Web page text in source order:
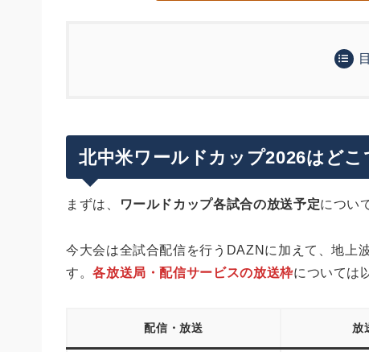
今大会はYouTubeでの試合ライブ配信も
DAZNが半額以下の月額プラン1,980円キ
途中解約不可！DAZNサッカー専用プラン
視聴環境・機能面の違い
ABEMA de DAZNなら2台まで同時視聴が
北中米ワールドカップ2026はどこ
まずは、 ワールドカップ各試合の放送予定につい
今大会は全試合配信を行うDAZNに加えて、地上
す。各放送局・配信サービスの放送枠については
配信・放送 放